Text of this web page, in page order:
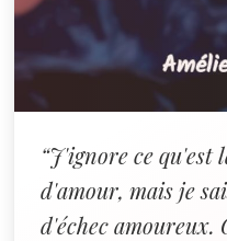
“J'ignore ce qu'est
d'amour, mais je
d'échec